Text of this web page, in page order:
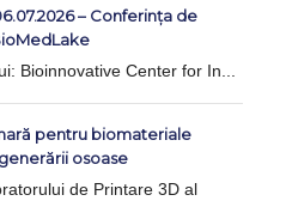
– Conferința de
Bioinnovative Center for In...
pentru biomateriale
osoase
de Printare 3D al